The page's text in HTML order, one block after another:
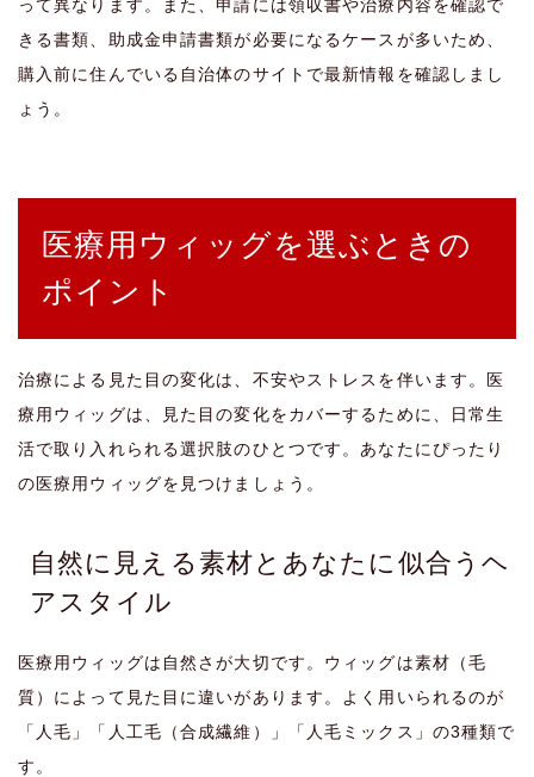
って異なります。また、申請には領収書や治療内容を確認で
きる書類、助成金申請書類が必要になるケースが多いため、
購入前に住んでいる自治体のサイトで最新情報を確認しまし
ょう。
医療用ウィッグを選ぶときの
ポイント
治療による見た目の変化は、不安やストレスを伴います。医
療用ウィッグは、見た目の変化をカバーするために、日常生
活で取り入れられる選択肢のひとつです。あなたにぴったり
の医療用ウィッグを見つけましょう。
自然に見える素材とあなたに似合うヘ
アスタイル
医療用ウィッグは自然さが大切です。ウィッグは素材（毛
質）によって見た目に違いがあります。よく用いられるのが
「人毛」「人工毛（合成繊維）」「人毛ミックス」の3種類で
す。